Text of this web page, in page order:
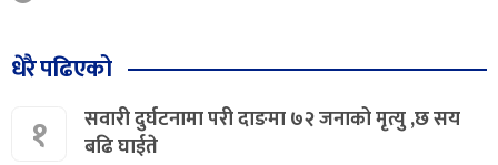
धेरै पढिएको
१
सवारी दुर्घटनामा परी दाङमा ७२ जनाको मृत्यु ,छ सय
बढि घाईते